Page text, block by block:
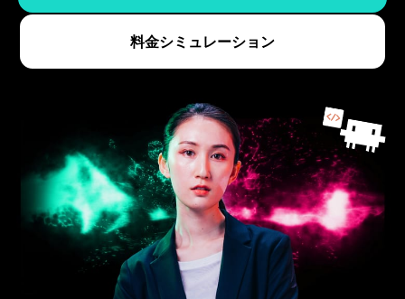
料金シミュレーション